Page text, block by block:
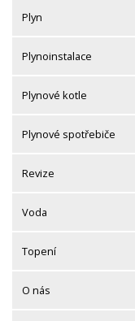
Plyn
Plynoinstalace
Plynové kotle
Plynové spotřebiče
Revize
Voda
Topení
O nás